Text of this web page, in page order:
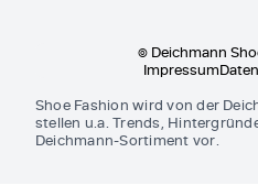
© Deichmann
Impressum
Shoe Fashion wird von der
stellen u.a. Trends,
Deichmann-Sortiment vor.